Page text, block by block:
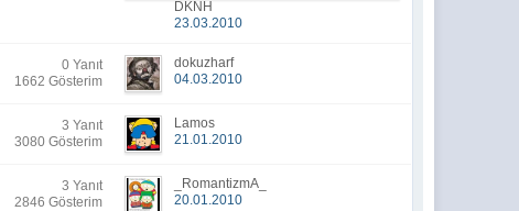
DKNH
23.03.2010
0 Yanıt
1662 Gösterim
dokuzharf
04.03.2010
3 Yanıt
3080 Gösterim
Lamos
21.01.2010
3 Yanıt
2846 Gösterim
_RomantizmA_
20.01.2010